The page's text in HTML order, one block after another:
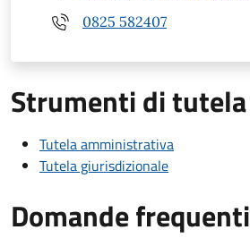
0825 582407
Strumenti di tutela
Tutela amministrativa
Tutela giurisdizionale
Domande frequenti